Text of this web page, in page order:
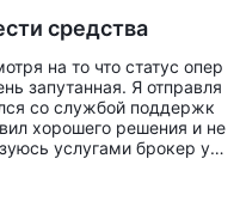
средства
на то что статус опер
запутанная. Я отправля
со службой поддержк
хорошего решения и не
услугами брокер уж
начал пользоваться бро